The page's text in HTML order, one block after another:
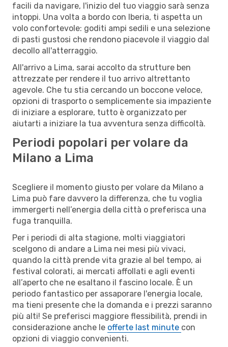
facili da navigare, l'inizio del tuo viaggio sarà senza
intoppi. Una volta a bordo con Iberia, ti aspetta un
volo confortevole: goditi ampi sedili e una selezione
di pasti gustosi che rendono piacevole il viaggio dal
decollo all'atterraggio.
All'arrivo a Lima, sarai accolto da strutture ben
attrezzate per rendere il tuo arrivo altrettanto
agevole. Che tu stia cercando un boccone veloce,
opzioni di trasporto o semplicemente sia impaziente
di iniziare a esplorare, tutto è organizzato per
aiutarti a iniziare la tua avventura senza difficoltà.
Periodi popolari per volare da
Milano a Lima
Scegliere il momento giusto per volare da Milano a
Lima può fare davvero la differenza, che tu voglia
immergerti nell’energia della città o preferisca una
fuga tranquilla.
Per i periodi di alta stagione, molti viaggiatori
scelgono di andare a Lima nei mesi più vivaci,
quando la città prende vita grazie al bel tempo, ai
festival colorati, ai mercati affollati e agli eventi
all’aperto che ne esaltano il fascino locale. È un
periodo fantastico per assaporare l'energia locale,
ma tieni presente che la domanda e i prezzi saranno
più alti! Se preferisci maggiore flessibilità, prendi in
considerazione anche le offerte last minute con
opzioni di viaggio convenienti.